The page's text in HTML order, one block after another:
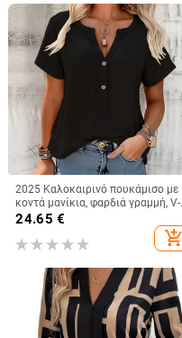
2025 Καλοκαιρινό πουκάμισο με
κοντά μανίκια, φαρδιά γραμμή, V-
λαιμό, μονόχρωμο, πολυεστερ-
ελασταν μείγμα, καθημερινό
δυτικό στυλ
24.65 €
add_shopping_cart